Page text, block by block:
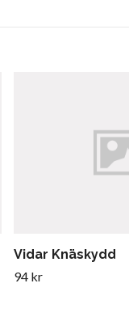
Vidar Knäskydd
94 kr